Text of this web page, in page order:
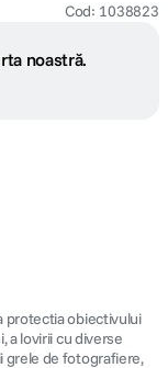
Cod: 1038823
noastră.
protectia obiectivului
a lovirii cu diverse
grele de fotografiere,